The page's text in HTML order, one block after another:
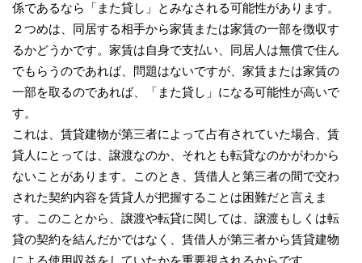
係であるなら「また貸し」とみなされる可能性があります。
２つめは、同居する相手から家賃または家賃の一部を徴収す
るかどうかです。家賃は自身で支払い、同居人は無償で住ん
でもらうのであれば、問題はないですが、家賃または家賃の
一部を取るのであれば、「また貸し」になる可能性が高いで
す。
これは、賃貸建物が第三者によって占有されていた場合、賃
貸人にとっては、譲渡なのか、それとも転貸なのかがわから
ないことがあります。このとき、賃借人と第三者の間で交わ
された契約内容を賃貸人が把握することは困難だと言えま
す。このことから、譲渡や転貸に関しては、譲渡もしくは転
貸の契約を結んだかではなく、賃借人が第三者から賃貸建物
による使用収益をしていたかを重要視されるからです。